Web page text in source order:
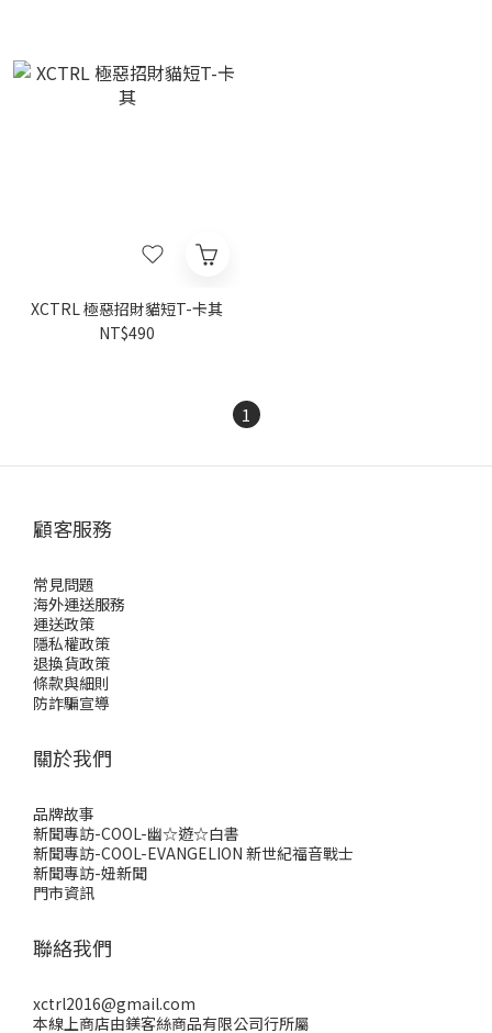
XCTRL 極惡招財貓短T-卡其
NT$490
1
顧客服務
常見問題
海外運送服務
運送政策
隱私權政策
退換貨政策
條款與細則
防詐騙宣導
關於我們
品牌故事
新聞專訪-COOL-幽☆遊☆白書
新聞專訪-COOL-EVANGELION 新世紀福音戰士
新聞專訪-妞新聞
門市資訊
聯絡我們
xctrl2016@gmail.com
本線上商店由鎂客絲商品有限公司行所屬